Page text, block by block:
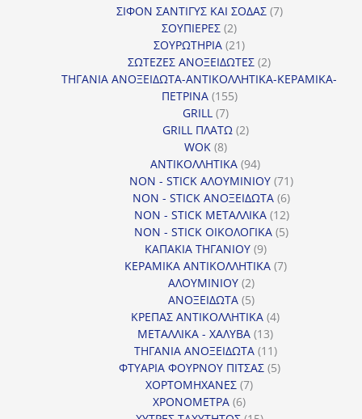
προϊόντα
ΣΙΦΟΝ ΣΑΝΤΙΓΥΣ ΚΑΙ ΣΟΔΑΣ 77
ΣΟΥΠΙΕΡΕΣ 22
προϊόντα
ΣΟΥΡΩΤΗΡΙΑ 2121
προϊόντα
ΣΩΤΕΖΕΣ ΑΝΟΞΕΙΔΩΤΕΣ 22
προϊόντα
ΤΗΓΑΝΙΑ ΑΝΟΞΕΙΔΩΤΑ-ΑΝΤΙΚΟΛΛΗΤΙΚΑ-ΚΕΡΑΜΙΚΑ-
ΠΕΤΡΙΝΑ 155155
GRILL 77
προϊόντα
GRILL ΠΛΑΤΩ 22
WOK 88
προϊόντα
ΑΝΤΙΚΟΛΛΗΤΙΚΑ 9494
προϊόντα
NON - STICK ΑΛΟΥΜΙΝΙΟΥ 7171
προϊόντα
NON - STICK ΑΝΟΞΕΙΔΩΤΑ 66
προϊόντα
NON - STICK ΜΕΤΑΛΛΙΚΑ 1212
προϊόντα
NON - STICK ΟΙΚΟΛΟΓΙΚΑ 55
ΚΑΠΑΚΙΑ ΤΗΓΑΝΙΟΥ 99
προϊόντα
ΚΕΡΑΜΙΚΑ ΑΝΤΙΚΟΛΛΗΤΙΚΑ 77
ΑΛΟΥΜΙΝΙΟΥ 22
προϊόντα
ΑΝΟΞΕΙΔΩΤΑ 55
προϊόντα
ΚΡΕΠΑΣ ΑΝΤΙΚΟΛΛΗΤΙΚΑ 44
ΜΕΤΑΛΛΙΚΑ - ΧΑΛΥΒΑ 1313
προϊόντα
ΤΗΓΑΝΙΑ ΑΝΟΞΕΙΔΩΤΑ 1111
προϊόντα
ΦΤΥΑΡΙΑ ΦΟΥΡΝΟΥ ΠΙΤΣΑΣ 55
ΧΟΡΤΟΜΗΧΑΝΕΣ 77
ΧΡΟΝΟΜΕΤΡΑ 66